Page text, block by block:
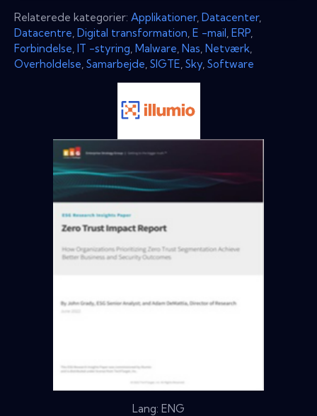
Relaterede kategorier: Applikationer, Datacenter,
Datacentre Digital transformation E -mail ERP
Forbindelse IT -styring Malware Nas Netværk
Overholdelse Samarbejde SIGTE Sky Software
Lang: ENG